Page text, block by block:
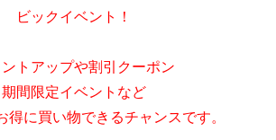
ビックイベント！
トアップや割引クーポン
期間限定イベントなど
得に買い物できるチャンスです。